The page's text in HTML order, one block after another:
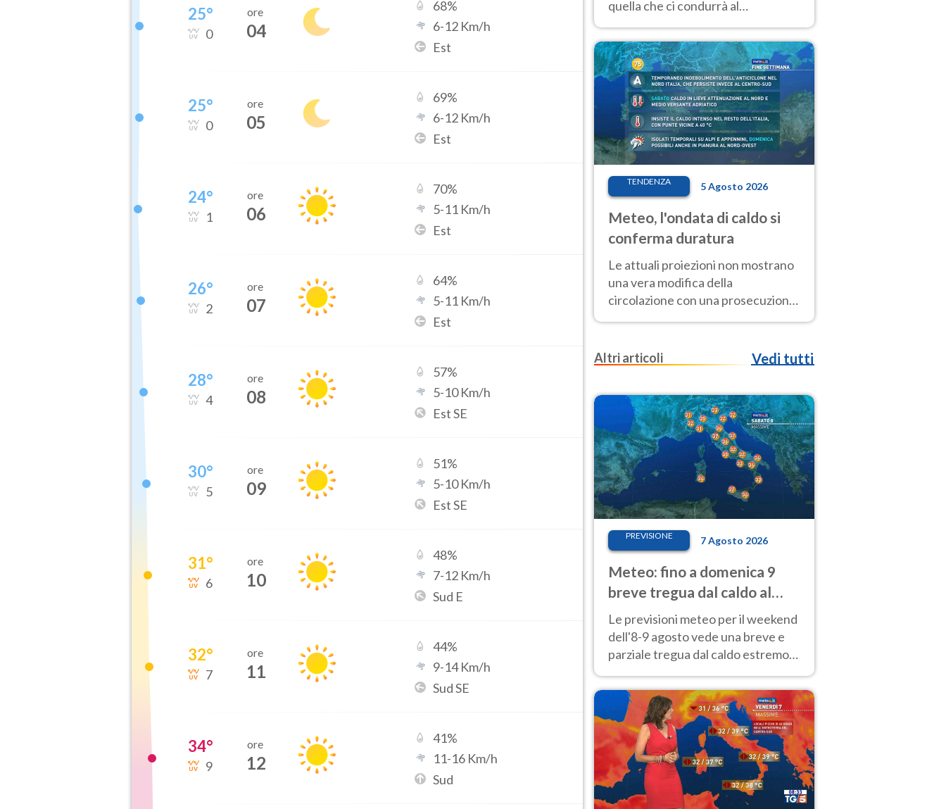
25°
0
ore
04
68%
6-12 Km/h
Est
25°
0
ore
05
69%
6-12 Km/h
Est
24°
1
ore
06
70%
5-11 Km/h
Est
26°
2
ore
07
64%
5-11 Km/h
Est
28°
4
ore
08
57%
5-10Km/h
Est SE
30°
5
ore
09
51%
5-10Km/h
Est SE
31°
6
ore
10
48%
7-12 Km/h
Sud E
32°
7
ore
11
44%
9-14Km/h
Sud SE
34°
9
ore
12
41%
11-16 Km/h
Sud
quella che ci condurrà al
temperature molto elevate
TENDENZA 5 Agosto 2026
Meteo, l'ondata di caldo si
conferma duratura
Le attuali proiezioni non mostrano
una vera modifica della
circolazione con una prosecuzione
del caldo fuori scala per molti
Ferragosto
Altri articoli Vedi tutti
PREVISIONE 7 Agosto 2026
Meteo: fino a domenica 9
breve tregua dal caldo al
Nord! Altrove calura e afa
Le previsioni meteo per il weekend
dell'8-9 agosto vede una breve e
parziale tregua dal caldo estremo
40 gradi.